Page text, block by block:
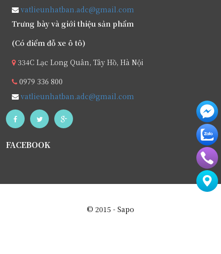
vatlieunhatban.adc@gmail.com
Trưng bày và giới thiệu sản phẩm
(Có điểm đỗ xe ô tô)
334C Lạc Long Quân, Tây Hồ, Hà Nội
0979 336 800
vatlieunhatban.adc@gmail.com
FACEBOOK
© 2015 - Sapo